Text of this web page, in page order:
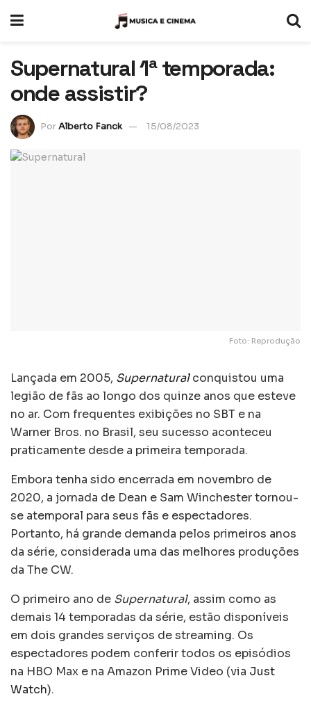
Supernatural 1ª temporada:
onde assistir?
PorAlberto Fanck 15/08/2023
Foto: Reprodução
Lançada em 2005, Supernaturalconquistou uma
legião de fãs ao longo dos quinze anos que esteve
no ar. Com frequentes exibições no SBT e na
Warner Bros. no Brasil, seu sucesso aconteceu
praticamente desde a primeira temporada.
Embora tenha sido encerrada em novembro de
2020, a jornada de Dean e Sam Winchester tornou-
se atemporal para seus fãs e espectadores.
Portanto, há grande demanda pelos primeiros anos
da série, considerada uma das melhores produções
da The CW.
O primeiro ano de Supernatural, assim como as
demais 14 temporadas da série, estão disponíveis
em dois grandes serviços de streaming. Os
espectadores podem conferir todos os episódios
na HBO Max e na Amazon Prime Video (via Just
Watch).